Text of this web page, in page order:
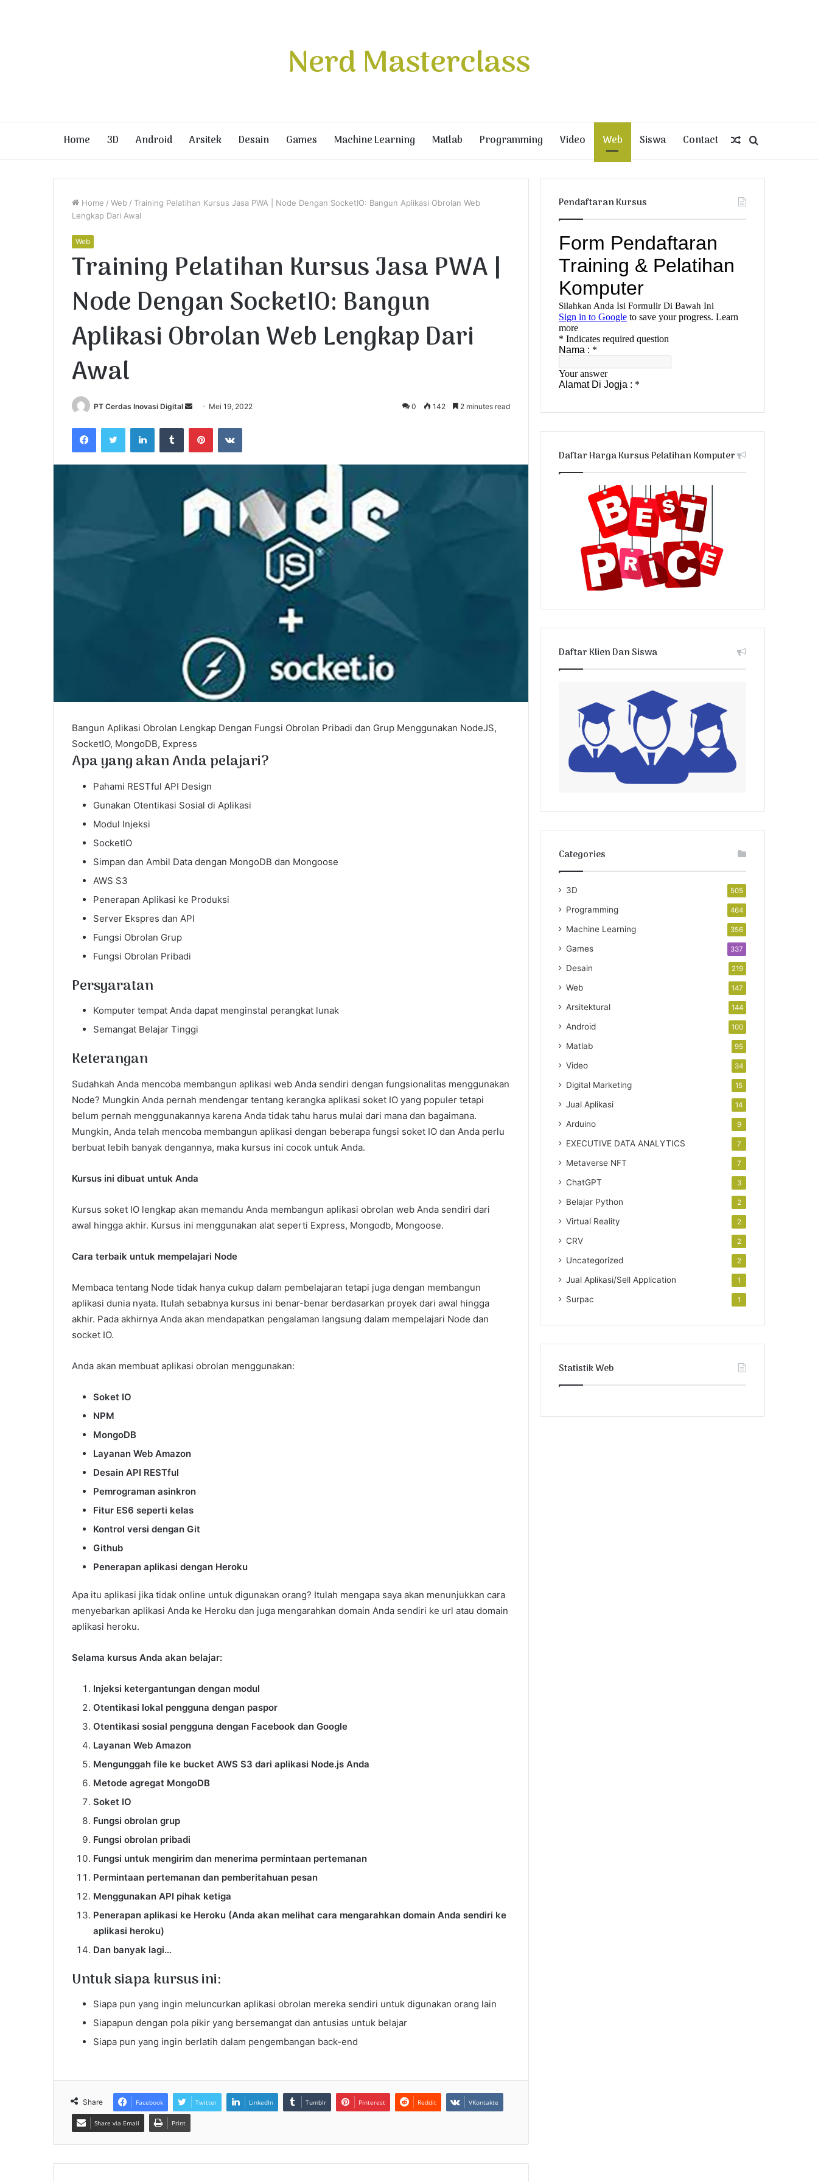
Nerd Masterclass
Home 3D Android Arsitek Desain Games Machine Learning Matlab Programming Video Web Siswa Contact
for
Random
Article
Home / Web / Training Pelatihan Kursus Jasa PWA | Node Dengan SocketIO: Bangun Aplikasi Obrolan Web
Lengkap Dari Awal
Web
Training Pelatihan Kursus Jasa PWA |
Node Dengan SocketIO: Bangun
Aplikasi Obrolan Web Lengkap Dari
Awal
PT Cerdas Inovasi Digital
d
a
e
m
i
Mei 19, 2022 0 142 2 minutes read
Bangun Aplikasi Obrolan Lengkap Dengan Fungsi Obrolan Pribadi dan Grup Menggunakan NodeJS,
SocketIO, MongoDB, Express
Apa yang akan Anda pelajari?
Pahami RESTful API Design
Gunakan Otentikasi Sosial di Aplikasi
Modul Injeksi
SocketIO
Simpan dan Ambil Data dengan MongoDB dan Mongoose
AWS S3
Penerapan Aplikasi ke Produksi
Server Ekspres dan API
Fungsi Obrolan Grup
Fungsi Obrolan Pribadi
Persyaratan
Komputer tempat Anda dapat menginstal perangkat lunak
Semangat Belajar Tinggi
Keterangan
Sudahkah Anda mencoba membangun aplikasi web Anda sendiri dengan fungsionalitas menggunakan
Node? Mungkin Anda pernah mendengar tentang kerangka aplikasi soket IO yang populer tetapi
belum pernah menggunakannya karena Anda tidak tahu harus mulai dari mana dan bagaimana.
Mungkin, Anda telah mencoba membangun aplikasi dengan beberapa fungsi soket IO dan Anda perlu
berbuat lebih banyak dengannya, maka kursus ini cocok untuk Anda.
Kursus ini dibuat untuk Anda
Kursus soket IO lengkap akan memandu Anda membangun aplikasi obrolan web Anda sendiri dari
awal hingga akhir. Kursus ini menggunakan alat seperti Express, Mongodb, Mongoose.
Cara terbaik untuk mempelajari Node
Membaca tentang Node tidak hanya cukup dalam pembelajaran tetapi juga dengan membangun
aplikasi dunia nyata. Itulah sebabnya kursus ini benar-benar berdasarkan proyek dari awal hingga
akhir. Pada akhirnya Anda akan mendapatkan pengalaman langsung dalam mempelajari Node dan
socket IO.
Anda akan membuat aplikasi obrolan menggunakan:
Soket IO
NPM
MongoDB
Layanan Web Amazon
Desain API RESTful
Pemrograman asinkron
Fitur ES6 seperti kelas
Kontrol versi dengan Git
Github
Penerapan aplikasi dengan Heroku
Apa itu aplikasi jika tidak online untuk digunakan orang? Itulah mengapa saya akan menunjukkan cara
menyebarkan aplikasi Anda ke Heroku dan juga mengarahkan domain Anda sendiri ke url atau domain
aplikasi heroku.
Selama kursus Anda akan belajar:
Injeksi ketergantungan dengan modul
Otentikasi lokal pengguna dengan paspor
Otentikasi sosial pengguna dengan Facebook dan Google
Layanan Web Amazon
Mengunggah file ke bucket AWS S3 dari aplikasi Node.js Anda
Metode agregat MongoDB
Soket IO
Fungsi obrolan grup
Fungsi obrolan pribadi
Fungsi untuk mengirim dan menerima permintaan pertemanan
Permintaan pertemanan dan pemberitahuan pesan
Menggunakan API pihak ketiga
Penerapan aplikasi ke Heroku (Anda akan melihat cara mengarahkan domain Anda sendiri ke
aplikasi heroku)
Dan banyak lagi…
Untuk siapa kursus ini:
Siapa pun yang ingin meluncurkan aplikasi obrolan mereka sendiri untuk digunakan orang lain
Siapapun dengan pola pikir yang bersemangat dan antusias untuk belajar
Siapa pun yang ingin berlatih dalam pengembangan back-end
Share Facebook Twitter LinkedIn Tumblr Pinterest Reddit VKontakte
Share via Email Print
Pendaftaran Kursus
Daftar Harga Kursus Pelatihan Komputer
Daftar Klien Dan Siswa
Categories
3D 505
Programming 464
Machine Learning 356
Games 337
Desain 219
Web 147
Arsitektural 144
Android 100
Matlab 95
Video 34
Digital Marketing 15
Jual Aplikasi 14
Arduino 9
EXECUTIVE DATA ANALYTICS 7
Metaverse NFT 7
ChatGPT 3
Belajar Python 2
Virtual Reality 2
CRV 2
Uncategorized 2
Jual Aplikasi/Sell Application 1
Surpac 1
Statistik Web